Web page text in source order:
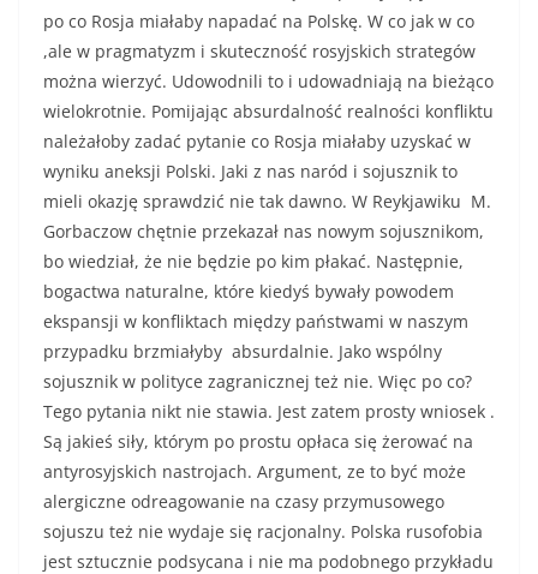
po co Rosja miałaby napadać na Polskę. W co jak w co
,ale w pragmatyzm i skuteczność rosyjskich strategów
można wierzyć. Udowodnili to i udowadniają na bieżąco
wielokrotnie. Pomijając absurdalność realności konfliktu
należałoby zadać pytanie co Rosja miałaby uzyskać w
wyniku aneksji Polski. Jaki z nas naród i sojusznik to
mieli okazję sprawdzić nie tak dawno. W Reykjawiku M.
Gorbaczow chętnie przekazał nas nowym sojusznikom,
bo wiedział, że nie będzie po kim płakać. Następnie,
bogactwa naturalne, które kiedyś bywały powodem
ekspansji w konfliktach między państwami w naszym
przypadku brzmiałyby absurdalnie. Jako wspólny
sojusznik w polityce zagranicznej też nie. Więc po co?
Tego pytania nikt nie stawia. Jest zatem prosty wniosek .
Są jakieś siły, którym po prostu opłaca się żerować na
antyrosyjskich nastrojach. Argument, ze to być może
alergiczne odreagowanie na czasy przymusowego
sojuszu też nie wydaje się racjonalny. Polska rusofobia
jest sztucznie podsycana i nie ma podobnego przykładu